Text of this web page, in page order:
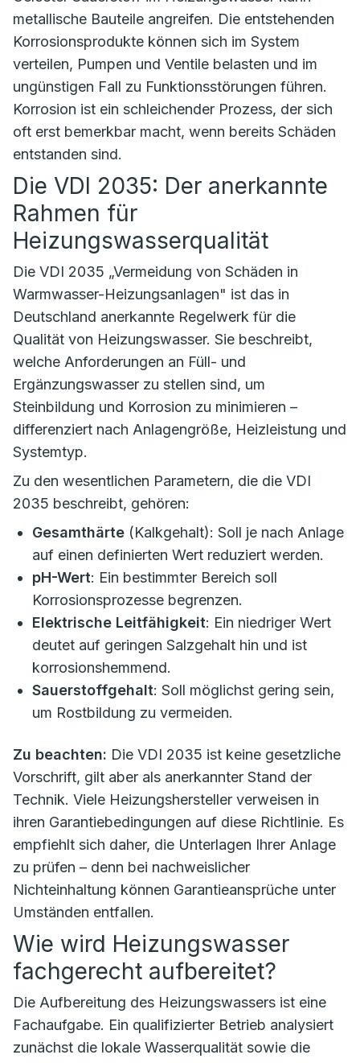
metallische Bauteile angreifen. Die entstehenden
Korrosionsprodukte können sich im System
verteilen, Pumpen und Ventile belasten und im
ungünstigen Fall zu Funktionsstörungen führen.
Korrosion ist ein schleichender Prozess, der sich
oft erst bemerkbar macht, wenn bereits Schäden
entstanden sind.
Die VDI 2035: Der anerkannte
Rahmen für
Heizungswasserqualität
Die VDI 2035 „Vermeidung von Schäden in
Warmwasser-Heizungsanlagen" ist das in
Deutschland anerkannte Regelwerk für die
Qualität von Heizungswasser. Sie beschreibt,
welche Anforderungen an Füll- und
Ergänzungswasser zu stellen sind, um
Steinbildung und Korrosion zu minimieren –
differenziert nach Anlagengröße, Heizleistung und
Systemtyp.
Zu den wesentlichen Parametern, die die VDI
2035 beschreibt, gehören:
Gesamthärte (Kalkgehalt): Soll je nach Anlage
auf einen definierten Wert reduziert werden.
pH-Wert: Ein bestimmter Bereich soll
Korrosionsprozesse begrenzen.
Elektrische Leitfähigkeit: Ein niedriger Wert
deutet auf geringen Salzgehalt hin und ist
korrosionshemmend.
Sauerstoffgehalt: Soll möglichst gering sein,
um Rostbildung zu vermeiden.
Zu beachten: Die VDI 2035 ist keine gesetzliche
Vorschrift, gilt aber als anerkannter Stand der
Technik. Viele Heizungshersteller verweisen in
ihren Garantiebedingungen auf diese Richtlinie. Es
empfiehlt sich daher, die Unterlagen Ihrer Anlage
zu prüfen – denn bei nachweislicher
Nichteinhaltung können Garantieansprüche unter
Umständen entfallen.
Wie wird Heizungswasser
fachgerecht aufbereitet?
Die Aufbereitung des Heizungswassers ist eine
Fachaufgabe. Ein qualifizierter Betrieb analysiert
zunächst die lokale Wasserqualität sowie die